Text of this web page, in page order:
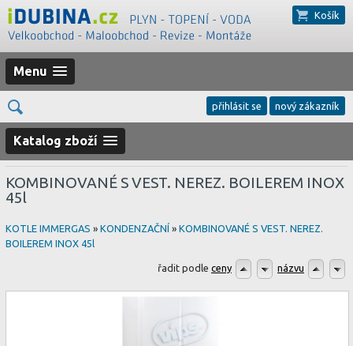
Košík
Menu
přihlásit se nový zákazník
Katalog zboží
KOMBINOVANÉ S VEST. NEREZ. BOILEREM INOX
45l
KOTLE IMMERGAS » KONDENZAČNÍ » KOMBINOVANÉ S VEST. NEREZ.
BOILEREM INOX 45l
řadit podle ceny názvu